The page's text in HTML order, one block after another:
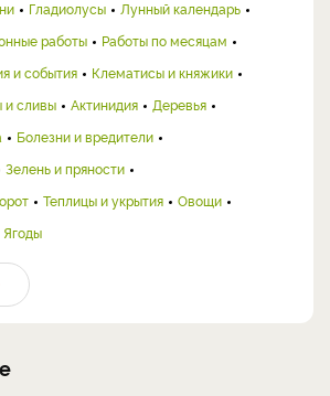
Гладиолусы
Лунный календарь
работы
Работы по месяцам
и события
Клематисы и княжики
и сливы Актинидия
Деревья
Болезни и вредители
Зелень и пряности
Теплицы и укрытия
Овощи
Ягоды